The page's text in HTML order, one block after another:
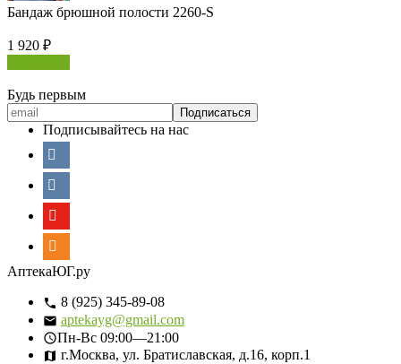
Бандаж брюшной полости 2260-S
1 920 ₽
Будь первым
Подписывайтесь на нас
АптекаЮГ.ру
8 (925) 345-89-08
aptekayg@gmail.com
Пн-Вс 09:00—21:00
г.Москва, ул. Братиславская, д.16, корп.1